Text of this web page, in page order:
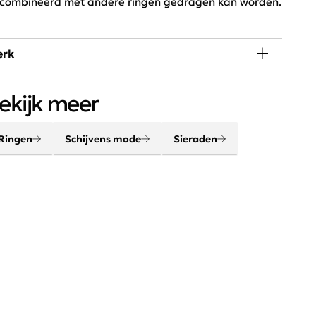
Maak je look compleet met onze sjaals,
sieraden en tassen.
meer
Schijvens mode Sieraden